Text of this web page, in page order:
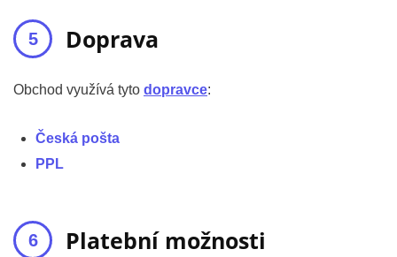
Doprava
Obchod využívá tyto dopravce:
Česká pošta
PPL
Platební možnosti